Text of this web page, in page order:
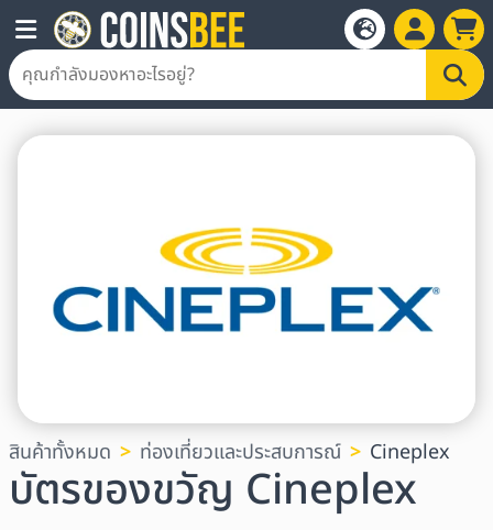
สินค้าทั้งหมด ท่องเที่ยวและประสบการณ์ Cineplex
บัตรของขวัญ Cineplex